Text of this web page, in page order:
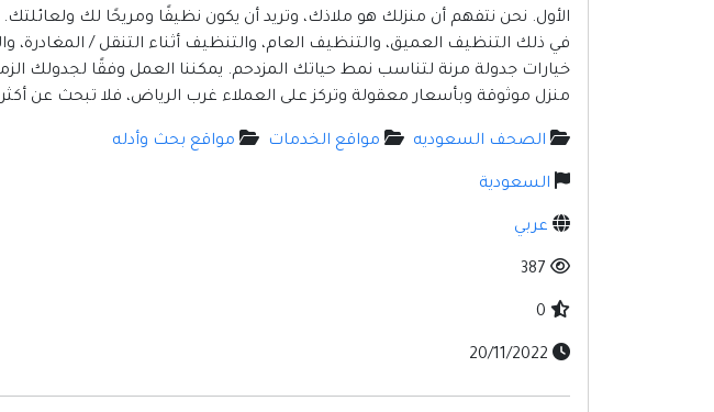
الأول. نحن نتفهم أن منزلك هو ملاذك، وتريد أن يكون نظيفًا ومريحًا لك
في ذلك التنظيف العميق، والتنظيف العام، والتنظيف أثناء التنقل /
خيارات جدولة مرنة لتناسب نمط حياتك المزدحم. يمكننا العمل وفقًا لجدولك
منزل موثوقة وبأسعار معقولة وتركز على العملاء غرب الرياض، فلا تبحث عن أكثر
الصحف السعوديه مواقع الخدمات مواقع بحث وأدله
السعودية
عربي